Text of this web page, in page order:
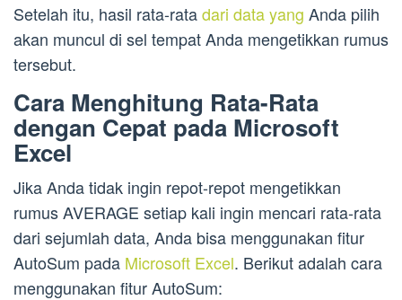
Setelah itu, hasil rata-ratadari data yang Anda pilih
akan muncul di sel tempat Anda mengetikkan rumus
tersebut.
Cara Menghitung Rata-Rata
dengan Cepat pada Microsoft
Excel
Jika Anda tidak ingin repot-repot mengetikkan
rumus AVERAGE setiap kali ingin mencari rata-rata
dari sejumlah data, Anda bisa menggunakan fitur
AutoSum pada Microsoft Excel. Berikut adalah cara
menggunakan fitur AutoSum: